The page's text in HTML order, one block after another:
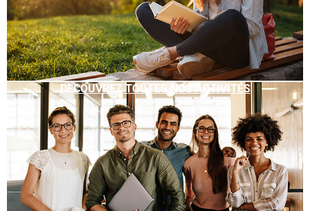
DÉCOUVREZ TOUTES NOS ACTIVITÉS